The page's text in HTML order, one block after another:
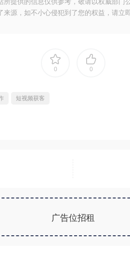
源，如不小心侵犯到了您的权益，请立
0 0
短视频获客
广告位招租